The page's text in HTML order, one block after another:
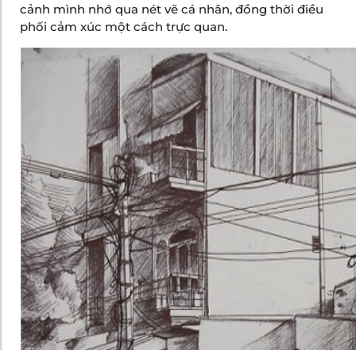
cảnh mình nhớ qua nét vẽ cá nhân, đồng thời điều
phối cảm xúc một cách trực quan.